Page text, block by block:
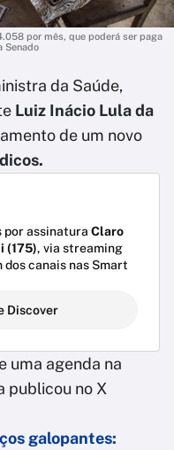
por mês, que poderá ser paga
Senado
da Saúde,
Luiz Inácio Lula da
de um novo
por assinatura Claro
(175), via streaming
dos canais nas Smart
Discover
uma agenda na
publicou no X
galopantes: